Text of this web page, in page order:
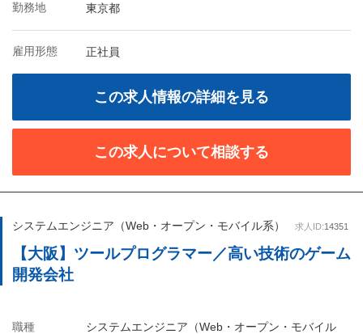
勤務地 東京都
雇用形態 正社員
この求人情報の詳細を見る
この求人について相談する
システムエンジニア（Web・オープン・モバイル系） 求人ID:14351
【大阪】ツールプログラマー／高い技術のゲーム
開発会社
職種
システムエンジニア（Web・オープン・モバイル